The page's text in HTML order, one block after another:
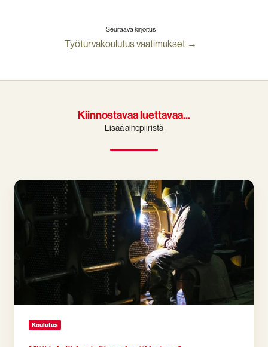
Seuraava kirjoitus
Työturvakoulutus vaatimukset →
Kiinnostavaa luettavaa...
Lisää aihepiiristä
Mitä
tehdä,
jos
työturvakortti
Koulutus